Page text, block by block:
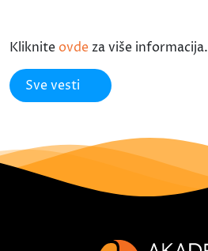
Kliknite ovde za više informacija.
Sve vesti